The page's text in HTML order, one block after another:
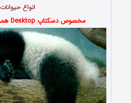
انواع حیوانات
مخصوص دسکتاپ Desktop همراه با لینک مستقیم